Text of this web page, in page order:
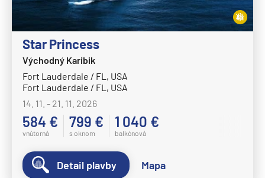
Afrika
Indický oceán
Seychely a Maurícius
Havaj a Južný Pacifik
Havajské ostrovy
Tahiti a Južný Pacifik
Repozičné plavby
Repozičné plavby
Transatlantické plavby
Star Princess
Východný Karibik
Fort Lauderdale / FL, USA
Fort Lauderdale / FL, USA
14. 11. - 21. 11. 2026
584 €
vnútorná
799 €
s oknom
1 040 €
balkónová
Detail plavby Mapa